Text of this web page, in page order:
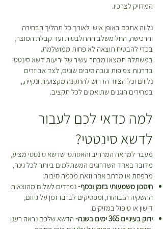
ובחרתם להחזיר פריטים תהיה עלות
המקוריים ואלו יקוזזו מהזיכוי שמגיע
לכם. *יש לטפל בצמחים על פי
ההוראות המופיעות על גבי כל צמח
בעמוד המוצר עד למועד ביצוע
ההחזרה\החלפה.
המדויק לצרכיו.
נלווה אתכם באופן אישי לאורך כל תהליך הבחירה
והרכישה, החל משלב ההתלבטות ועד קבלת המוצר,
בכדי להבטיח תוצאה לא פחות ממושלמת.
במשתלה תמצאו מבחר עשיר של יריעות דשא סינטטי
בדרגות צפיפות וגובה סיבים שונים, לצד אביזרים
נלווים וכל הציוד הדרוש להתקנה מקצועית ונקייה,,
במחירים הוגנים שתואמים לכל תקציב.
למה כדאי לכם לעבור
לדשא סינטטי?
מעבר למראה המרהיב והאסתטי שדשא סינטטי מציע,
מדובר באחד השדרוגים המשתלמים ביותר לכל גינה,
מרפסת או מרחב אחר וזאת מכמה סיבות:
חיסכון משמעותי בזמן וכסף-נפרדים לשלום מהוצאות
ההשקיה הגבוהות, ומפסיקים לבזבז זמן על גיזום,
דישון או טיפול במזיקים.
ירוק בעיניים 365 ימים בשנה-
הדשא שלכם נראה רענן